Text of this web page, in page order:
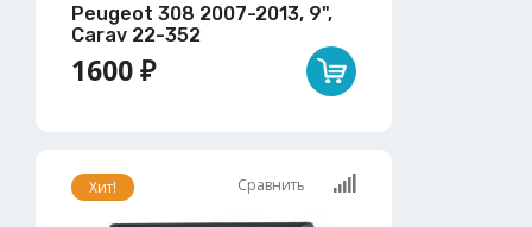
Peugeot 308 2007-2013, 9",
Carav 22-352
1600 ₽
Хит! Сравнить